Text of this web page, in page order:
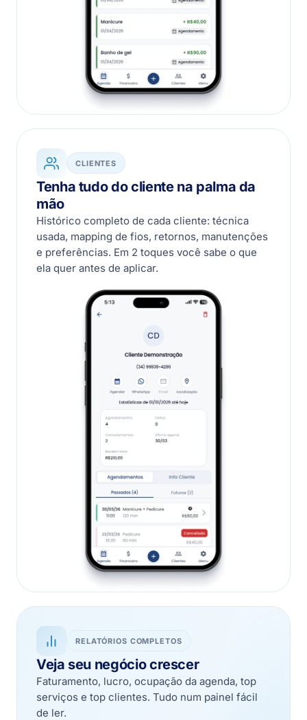
CLIENTES
Tenha tudo do cliente na palma da
mão
Histórico completo de cada cliente: técnica
usada, mapping de fios, retornos, manutenções
e preferências. Em 2 toques você sabe o que
ela quer antes de aplicar.
RELATÓRIOS COMPLETOS
Veja seu negócio crescer
Faturamento, lucro, ocupação da agenda, top
serviços e top clientes. Tudo num painel fácil
de ler.